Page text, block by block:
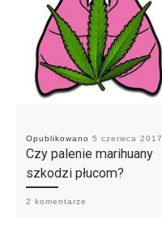
Opublikowano 5 czerwca 2017
Czy palenie marihuany
szkodzi płucom?
2 komentarze